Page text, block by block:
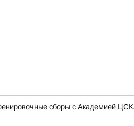
сборы с Академией